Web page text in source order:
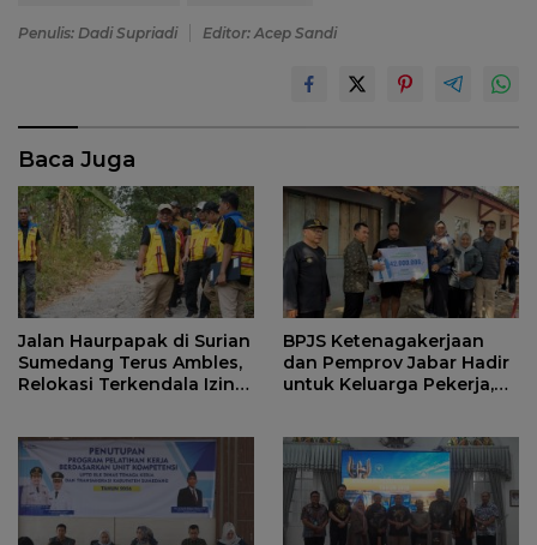
Penulis: Dadi Supriadi Editor: Acep Sandi
Baca Juga
Jalan Haurpapak di Surian
Sumedang Terus Ambles,
Relokasi Terkendala Izin
BPJS Ketenagakerjaan
dan Pemprov Jabar Hadir
untuk Keluarga Pekerja,